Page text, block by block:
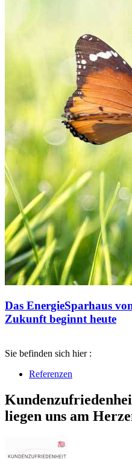
Das EnergieSparhaus
Zukunft beginnt heute
Sie befinden sich hier :
Referenzen
liegen uns am